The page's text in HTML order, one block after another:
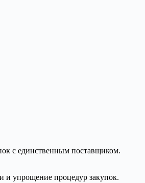
с единственным поставщиком.
и упрощение процедур закупок.